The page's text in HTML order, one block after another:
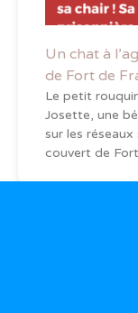
Un chat à
de Fort de
Le petit
Josette, une
sur les
couvert de